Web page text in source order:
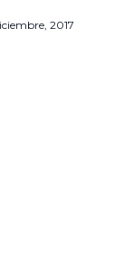
que […]
2017